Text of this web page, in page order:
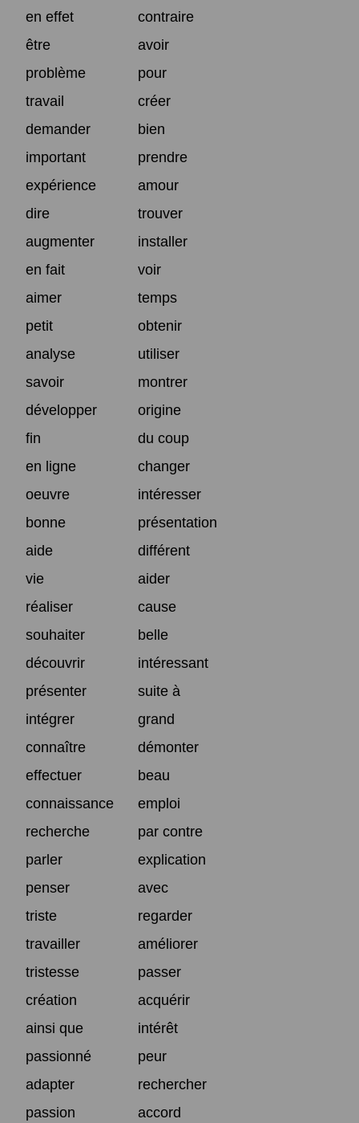
en effet
contraire
être
avoir
problème
pour
travail
créer
demander
bien
important
prendre
expérience
amour
dire
trouver
augmenter
installer
en fait
voir
aimer
temps
petit
obtenir
analyse
utiliser
savoir
montrer
développer
origine
fin
du coup
en ligne
changer
oeuvre
intéresser
bonne
présentation
aide
différent
vie
aider
réaliser
cause
souhaiter
belle
découvrir
intéressant
présenter
suite à
intégrer
grand
connaître
démonter
effectuer
beau
connaissance
emploi
recherche
par contre
parler
explication
penser
avec
triste
regarder
travailler
améliorer
tristesse
passer
création
acquérir
ainsi que
intérêt
passionné
peur
adapter
rechercher
passion
accord